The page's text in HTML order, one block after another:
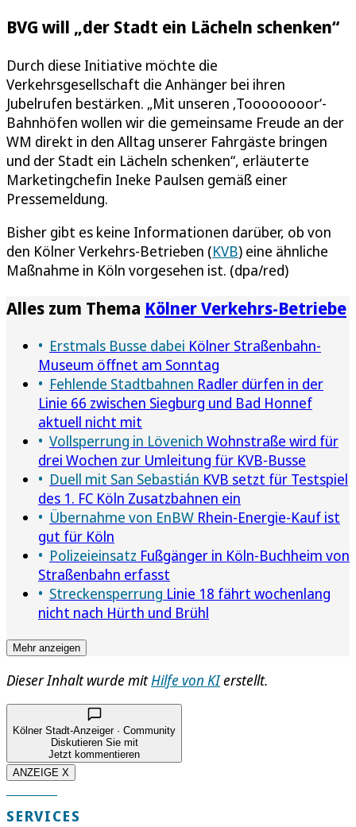
BVG will „der Stadt ein Lächeln schenken“
Durch diese Initiative möchte die
Verkehrsgesellschaft die Anhänger bei ihren
Jubelrufen bestärken. „Mit unseren ‚Toooooooor‘-
Bahnhöfen wollen wir die gemeinsame Freude an der
WM direkt in den Alltag unserer Fahrgäste bringen
und der Stadt ein Lächeln schenken“, erläuterte
Marketingchefin Ineke Paulsen gemäß einer
Pressemeldung.
Bisher gibt es keine Informationen darüber, ob von
den Kölner Verkehrs-Betrieben (KVB) eine ähnliche
Maßnahme in Köln vorgesehen ist. (dpa/red)
Alles zum Thema Kölner Verkehrs-Betriebe
Erstmals Busse dabei Kölner Straßenbahn-
Museum öffnet am Sonntag
Fehlende Stadtbahnen Radler dürfen in der
Linie 66 zwischen Siegburg und Bad Honnef
aktuell nicht mit
Vollsperrung in Lövenich Wohnstraße wird für
drei Wochen zur Umleitung für KVB-Busse
Duell mit San Sebastián KVB setzt für Testspiel
des 1. FC Köln Zusatzbahnen ein
Übernahme von EnBW Rhein-Energie-Kauf ist
gut für Köln
Polizeieinsatz Fußgänger in Köln-Buchheim von
Straßenbahn erfasst
Streckensperrung Linie 18 fährt wochenlang
nicht nach Hürth und Brühl
Mehr anzeigen
Dieser Inhalt wurde mitHilfe von KIerstellt.
Kölner Stadt-Anzeiger · Community
Diskutieren Sie mit
Jetzt kommentieren
ANZEIGE X
SERVICES